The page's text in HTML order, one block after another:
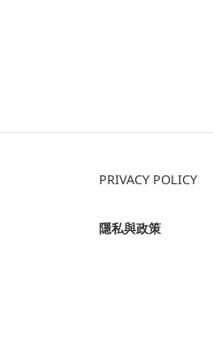
PRIVACY POLICY
隱私與政策